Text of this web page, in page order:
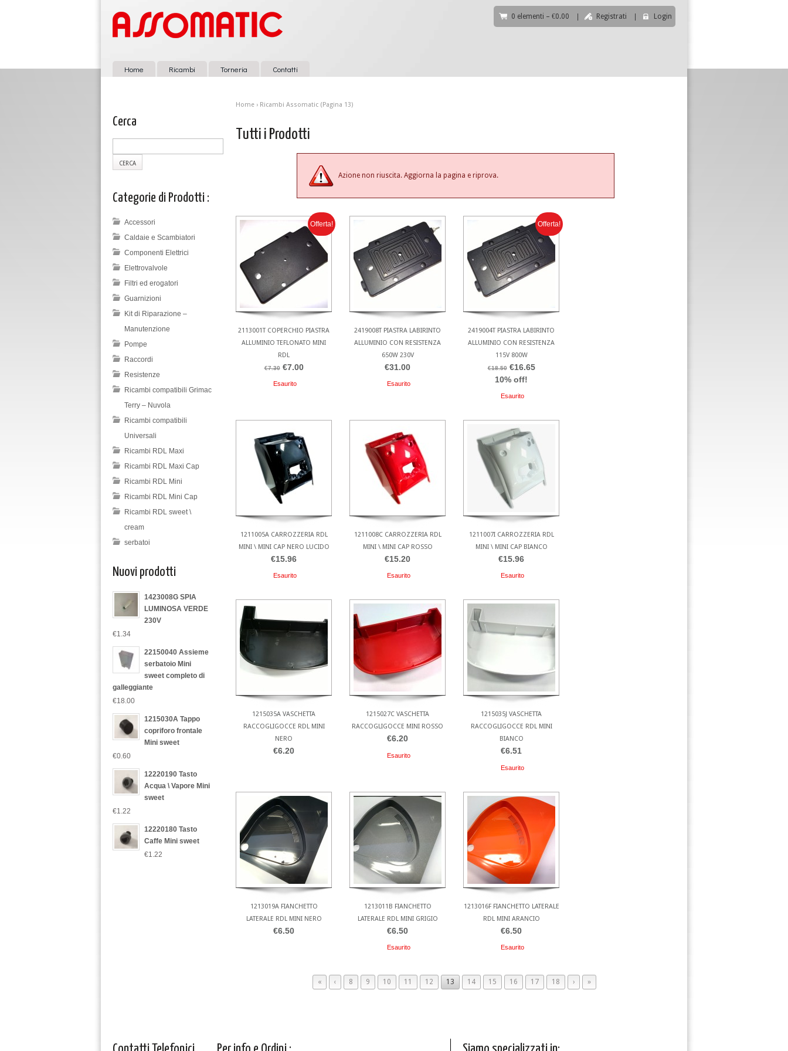
0 elementi – €0.00 Registrati Login
Home Ricambi Torneria Contatti
Home › Ricambi Assomatic (Pagina 13)
Tutti i Prodotti
Azione non riuscita. Aggiorna la pagina e riprova.
Offerta!
2113001T COPERCHIO PIASTRA
ALLUMINIO TEFLONATO MINI
RDL
€7.30 €7.00
Esaurito
2419008T PIASTRA LABIRINTO
ALLUMINIO CON RESISTENZA
650W 230V
€31.00
Esaurito
Offerta!
2419004T PIASTRA LABIRINTO
ALLUMINIO CON RESISTENZA
115V 800W
€18.50 €16.65
10% off!
Esaurito
1211005A CARROZZERIA RDL
MINI \ MINI CAP NERO LUCIDO
€15.96
Esaurito
1211008C CARROZZERIA RDL
MINI \ MINI CAP ROSSO
€15.20
Esaurito
1211007I CARROZZERIA RDL
MINI \ MINI CAP BIANCO
€15.96
Esaurito
1215035A VASCHETTA
RACCOGLIGOCCE RDL MINI
NERO
€6.20
1215027C VASCHETTA
RACCOGLIGOCCE MINI ROSSO
€6.20
Esaurito
1215035J VASCHETTA
RACCOGLIGOCCE RDL MINI
BIANCO
€6.51
Esaurito
1213019A FIANCHETTO
LATERALE RDL MINI NERO
€6.50
1213011B FIANCHETTO
LATERALE RDL MINI GRIGIO
€6.50
Esaurito
1213016F FIANCHETTO LATERALE
RDL MINI ARANCIO
€6.50
Esaurito
« ‹ 8 9 10 11 12 13 14 15 16 17 18 › »
Cerca
Categorie di Prodotti :
Accessori
Caldaie e Scambiatori
Componenti Elettrici
Elettrovalvole
Filtri ed erogatori
Guarnizioni
Kit di Riparazione –
Manutenzione
Pompe
Raccordi
Resistenze
Ricambi compatibili Grimac
Terry – Nuvola
Ricambi compatibili
Universali
Ricambi RDL Maxi
Ricambi RDL Maxi Cap
Ricambi RDL Mini
Ricambi RDL Mini Cap
Ricambi RDL sweet \
cream
serbatoi
Nuovi prodotti
1423008G SPIA
LUMINOSA VERDE
230V
€1.34
22150040 Assieme
serbatoio Mini
sweet completo di
galleggiante
€18.00
1215030A Tappo
copriforo frontale
Mini sweet
€0.60
12220190 Tasto
Acqua \ Vapore Mini
sweet
€1.22
12220180 Tasto
Caffe Mini sweet
€1.22